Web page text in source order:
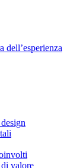
dell’esperienza
valore